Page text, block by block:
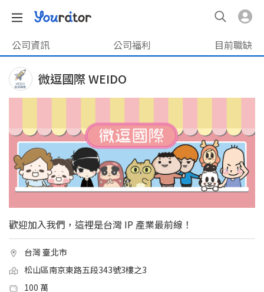
公司資訊 公司福利 目前職缺
微逗國際 WEIDO
歡迎加入我們，這裡是台灣 IP 產業最前線！
台灣 臺北市
松山區南京東路五段343號3樓之3
100 萬